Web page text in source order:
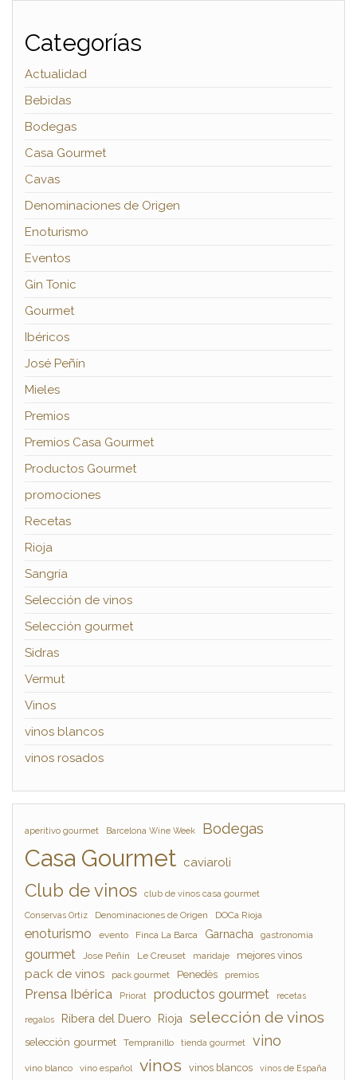
Categorías
Actualidad
Bebidas
Bodegas
Casa Gourmet
Cavas
Denominaciones de Origen
Enoturismo
Eventos
Gin Tonic
Gourmet
Ibéricos
José Peñín
Mieles
Premios
Premios Casa Gourmet
Productos Gourmet
promociones
Recetas
Rioja
Sangría
Selección de vinos
Selección gourmet
Sidras
Vermut
Vinos
vinos blancos
vinos rosados
aperitivo gourmet Barcelona Wine Week Bodegas
Casa Gourmet caviaroli
Club de vinos club de vinos casa gourmet
Conservas Ortiz Denominaciones de Origen DOCa Rioja
enoturismo evento Finca La Barca Garnacha gastronomía
gourmet Jose Peñín Le Creuset maridaje mejores vinos
pack de vinos pack gourmet Penedès premios
Prensa Ibérica Priorat productos gourmet recetas
regalos Ribera del Duero Rioja selección de vinos
selección gourmet Tempranillo tienda gourmet vino
vino blanco vino español vinos vinos blancos vinos de España